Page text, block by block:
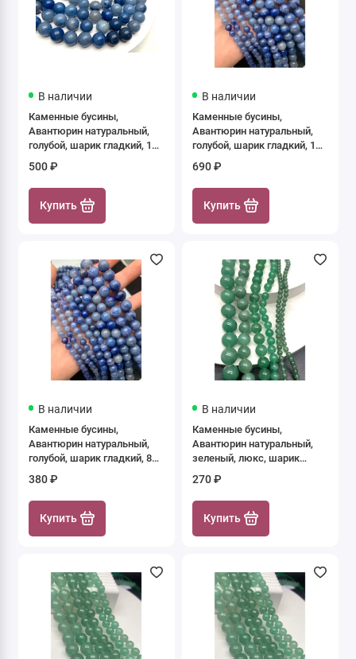
В наличии
Каменные бусины,
Авантюрин натуральный,
голубой, шарик гладкий, 10
500 ₽
Купить
В наличии
Каменные бусины,
Авантюрин натуральный,
голубой, шарик гладкий, 12
690 ₽
Купить
В наличии
Каменные бусины,
Авантюрин натуральный,
голубой, шарик гладкий, 8
380 ₽
Купить
В наличии
Каменные бусины,
Авантюрин натуральный,
зеленый, люкс, шарик
38 см
270 ₽
Купить